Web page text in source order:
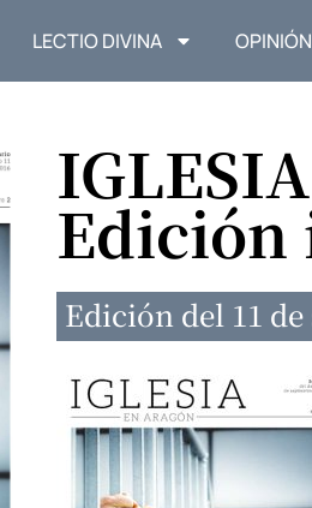
LECTIO DIVINA OPINIÓN
Edición
Edición del 11